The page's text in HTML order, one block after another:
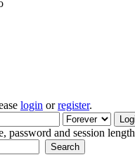
login orregister.
password and session length